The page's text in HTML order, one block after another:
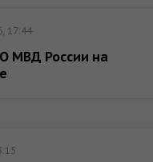
17:44
МВД России на